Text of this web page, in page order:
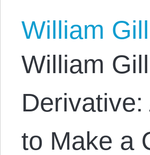
William
William
Derivative:
to Make a